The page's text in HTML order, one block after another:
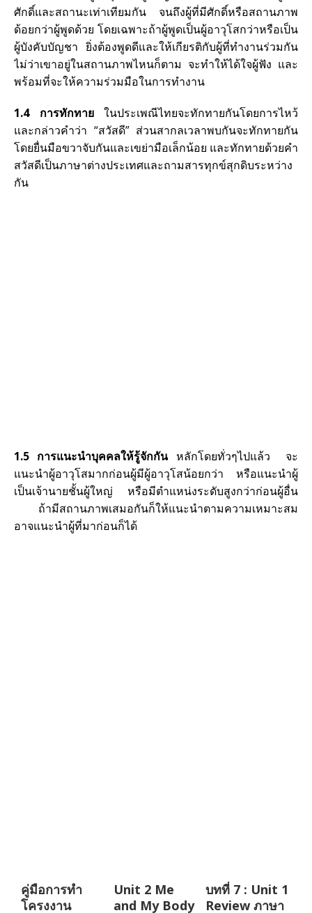
ศักดิ์และสถานะเท่าเทียมกัน จนถึงผู้ที่มีศักดิ์หรือสถานภาพ
ด้อยกว่าผู้พูดด้วย โดยเฉพาะถ้าผู้พูดเป็นผู้อาวุโสกว่าหรือเป็น
ผู้บังคับบัญชา ยิ่งต้องพูดดีและให้เกียรติกับผู้ที่ทำงานร่วมกัน
ไม่ว่าเขาอยู่ในสถานภาพไหนก็ตาม จะทำให้ได้ใจผู้ฟัง และ
พร้อมที่จะให้ความร่วมมือในการทำงาน
1.4 การทักทาย ในประเพณีไทยจะทักทายกันโดยการไหว้
และกล่าวคำว่า “สวัสดี” ส่วนสากลเวลาพบกันจะทักทายกัน
โดยยื่นมือขวาจับกันและเขย่ามือเล็กน้อย และทักทายด้วยคำ
สวัสดีเป็นภาษาต่างประเทศและถามสารทุกข์สุกดิบระหว่าง
กัน
1.5 การแนะนำบุคคลให้รู้จักกันหลักโดยทั่วๆไปแล้ว จะ
แนะนำผู้อาวุโสมากก่อนผู้มีผู้อาวุโสน้อยกว่า หรือแนะนำผู้
เป็นเจ้านายชั้นผู้ใหญ่ หรือมีตำแหน่งระดับสูงกว่าก่อนผู้อื่น
ถ้ามีสถานภาพเสมอกันก็ให้แนะนำตามความเหมาะสม
อาจแนะนำผู้ที่มาก่อนก็ได้
คู่มือการทำ
โครงงาน
Unit 2 Me
and My Body
บทที่ 7 : Unit 1
Review ภาษา